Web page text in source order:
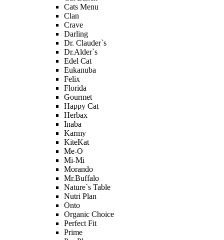
Cats Menu
Clan
Crave
Darling
Dr. Clauder`s
Dr.Alder`s
Edel Cat
Eukanuba
Felix
Florida
Gourmet
Happy Cat
Herbax
Inaba
Karmy
KiteKat
Me-O
Mi-Мi
Morando
Mr.Buffalo
Nature`s Table
Nutri Plan
Onto
Organic Сhoice
Perfect Fit
Prime